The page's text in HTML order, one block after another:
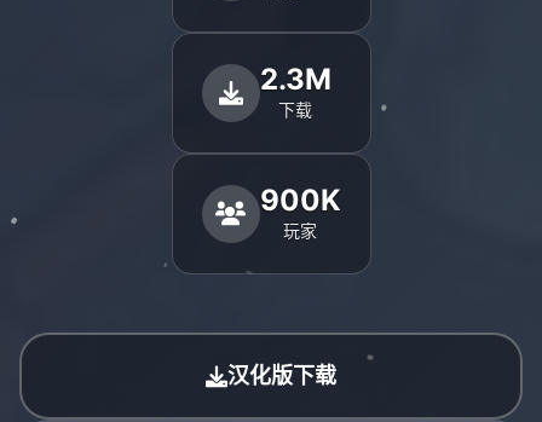
2.3M
下载
900K
玩家
汉化版下载